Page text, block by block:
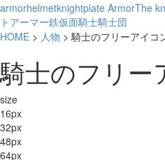
armorhelmetknightplate ArmorThe
トアーマー鉄仮面騎士騎士団
HOME > 人物 > 騎士のフリーアイコ
騎士のフリー
size
16px
32px
48px
64px